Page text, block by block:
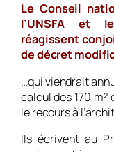
Le Conseil
l’UNSFA et
réagissent
de décret
…qui viendrait
calcul des 170
le recours à
Ils écrivent au